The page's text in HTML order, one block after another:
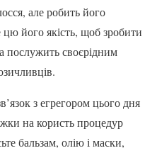
але робить його
його якість, щоб зробити
послужить своєрідним
з егрегором цього дня
на користь процедур
бальзам, олію і маски,